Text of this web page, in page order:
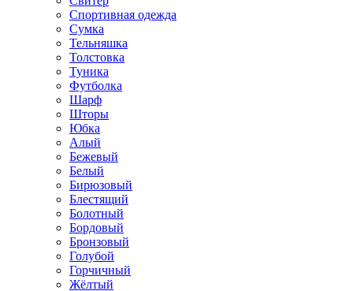
Спортивная одежда
Сумка
Тельняшка
Толстовка
Туника
Футболка
Шарф
Шторы
Юбка
Алый
Бежевый
Белый
Бирюзовый
Блестящий
Болотный
Бордовый
Бронзовый
Голубой
Горчичный
Жёлтый